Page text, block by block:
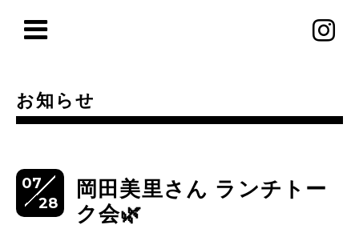
お知らせ
07
28
岡田美里さん ランチトー
ク会🌿